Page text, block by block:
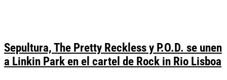
Sepultura, The Pretty Reckless y P.O.D. se unen
a Linkin Park en el cartel de Rock in Rio Lisboa